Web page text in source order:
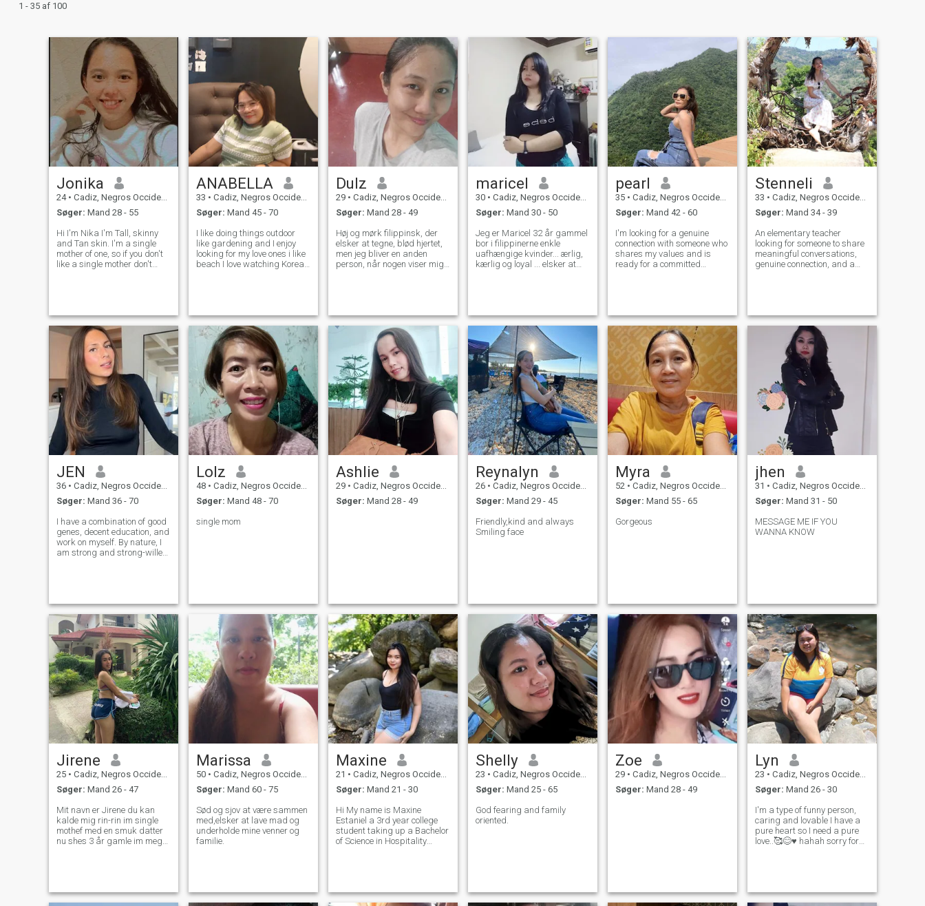
1 - 35 af 100
Jonika
24 • Cadiz, Negros Occidental, Filippinerne
Søger: Mand 28 - 55
Hi I'm Nika I'm Tall, skinny
and Tan skin. I'm a single
mother of one, so if you don't
like a single mother don't
and most important the one
who will
ANABELLA
33 • Cadiz, Negros Occidental, Filippinerne
Søger: Mand 45 - 70
I like doing things outdoor
like gardening and I enjoy
looking for my love ones i like
beach I love watching Korean
sometimes introvert so
Dulz
29 • Cadiz, Negros Occidental, Filippinerne
Søger: Mand 28 - 49
Høj og mørk filippinsk, der
elsker at tegne, blød hjertet,
men jeg bliver en anden
person, når nogen viser mig
kun min på den måde, nogen
behandlede mig. Jeg er også
en stille type og en lytter, da
jeg ikke ønsker nogen til at
føle, hvad jeg følte, at ingen
er interesseret i at du taler.
Jeg sætter pris på selv de
mindste ting, fordi de lægger
en masse kræfter på det.
maricel
30 • Cadiz, Negros Occidental, Filippinerne
Søger: Mand 30 - 50
Jeg er Maricel 32 år gammel
bor i filippinerne enkle
uafhængige kvinder... ærlig,
kærlig og loyal ... elsker at
tilbage til mit land .. Håber
jeg vil møde min fremtidige
kæreste. ingen spil please,
eller spørg nøgen photos..its
respektfuld .. respekter mig
og jeg vil respektere dig mere
..tak.❤️
pearl
35 • Cadiz, Negros Occidental, Filippinerne
Søger: Mand 42 - 60
I'm looking for a genuine
connection with someone who
shares my values and is
ready for a committed
each other. From Cadiz City,
Philippines.I'm a nat
Stenneli
33 • Cadiz, Negros Occidental, Filippinerne
Søger: Mand 34 - 39
An elementary teacher
looking for someone to share
meaningful conversations,
genuine connection, and a
my life.😥I am also a little tall
JEN
36 • Cadiz, Negros Occidental, Filippinerne
Søger: Mand 36 - 70
I have a combination of good
genes, decent education, and
work on myself. By nature, I
am strong and strong-willed,
sweet and beautiful.
Lolz
48 • Cadiz, Negros Occidental, Filippinerne
Søger: Mand 48 - 70
single mom
Ashlie
29 • Cadiz, Negros Occidental, Filippinerne
Søger: Mand 28 - 49
Reynalyn
26 • Cadiz, Negros Occidental, Filippinerne
Søger: Mand 29 - 45
Friendly,kind and always
Smiling face
Myra
52 • Cadiz, Negros Occidental, Filippinerne
Søger: Mand 55 - 65
Gorgeous
jhen
31 • Cadiz, Negros Occidental, Filippinerne
Søger: Mand 31 - 50
MESSAGE ME IF YOU
WANNA KNOW
Jirene
25 • Cadiz, Negros Occidental, Filippinerne
Søger: Mand 26 - 47
Mit navn er Jirene du kan
kalde mig rin-rin im single
mothef med en smuk datter
nu shes 3 år gamle im meget
Marissa
50 • Cadiz, Negros Occidental, Filippinerne
Søger: Mand 60 - 75
Sød og sjov at være sammen
med,elsker at lave mad og
underholde mine venner og
familie.
Maxine
21 • Cadiz, Negros Occidental, Filippinerne
Søger: Mand 21 - 30
Hi My name is Maxine
Estaniel a 3rd year college
student taking up a Bachelor
of Science in Hospitality
Shelly
23 • Cadiz, Negros Occidental, Filippinerne
Søger: Mand 25 - 65
God fearing and family
oriented.
Zoe
29 • Cadiz, Negros Occidental, Filippinerne
Søger: Mand 28 - 49
Lyn
23 • Cadiz, Negros Occidental, Filippinerne
Søger: Mand 26 - 30
I'm a type of funny person,
caring and lovable I have a
pure heart so I need a pure
love..🥰😊♥️ hahah sorry for